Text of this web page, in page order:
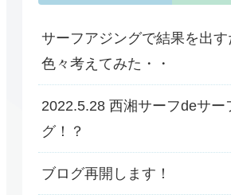
サーフアジングで結果を出す
色々考えてみた・・
2022.5.28 西湘サーフdeサー
グ！？
ブログ再開します！